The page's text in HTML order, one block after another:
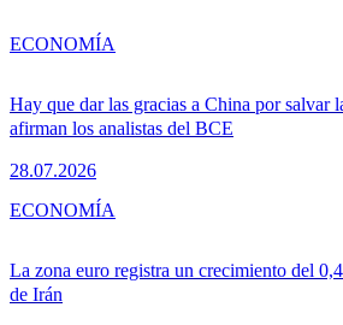
Hay que dar las gracias a China por salvar
afirman los analistas del BCE
28.07.2026
ECONOMÍA
La zona euro registra un crecimiento del
de Irán
ECONOMÍA